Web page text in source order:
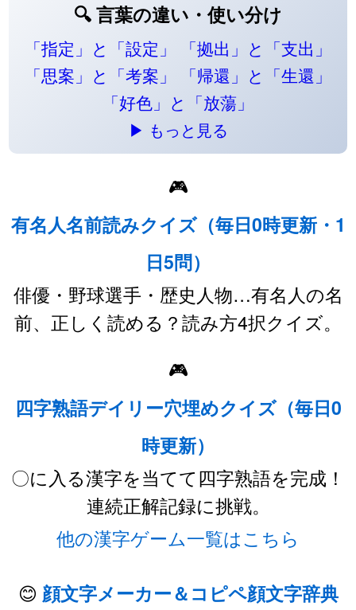
🔍 言葉の違い・使い分け
「指定」と「設定」
「拠出」と「支出」
「思案」と「考案」
「帰還」と「生還」
「好色」と「放蕩」
▶ もっと見る
🎮
有名人名前読みクイズ（毎日0時更新・1
日5問）
俳優・野球選手・歴史人物…有名人の名
前、正しく読める？読み方4択クイズ。
🎮
四字熟語デイリー穴埋めクイズ（毎日0
時更新）
〇に入る漢字を当てて四字熟語を完成！
連続正解記録に挑戦。
他の漢字ゲーム一覧はこちら
😊 顔文字メーカー＆コピペ顔文字辞典